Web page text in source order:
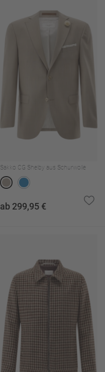
Sakko CG Shelby aus Schurwolle
ab 299,95 €